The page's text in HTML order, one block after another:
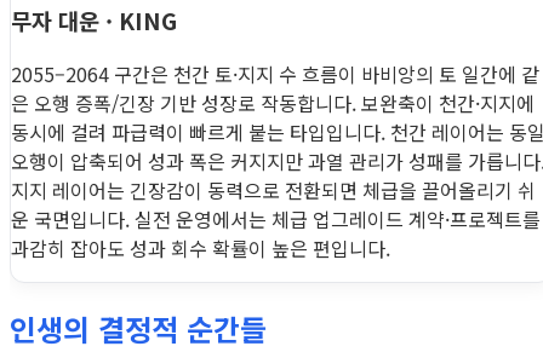
무자 대운 · KING
2055–2064 구간은 천간 토·지지 수 흐름이 바비앙의 토 일간에 같
은 오행 증폭/긴장 기반 성장로 작동합니다. 보완축이 천간·지지에
동시에 걸려 파급력이 빠르게 붙는 타입입니다. 천간 레이어는 동
오행이 압축되어 성과 폭은 커지지만 과열 관리가 성패를 가릅니
지지 레이어는 긴장감이 동력으로 전환되면 체급을 끌어올리기 쉬
운 국면입니다. 실전 운영에서는 체급 업그레이드 계약·프로젝트를
과감히 잡아도 성과 회수 확률이 높은 편입니다.
인생의 결정적 순간들